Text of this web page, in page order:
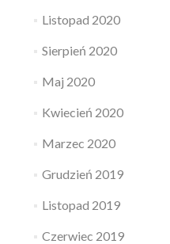
Listopad 2020
Sierpień 2020
Maj 2020
Kwiecień 2020
Marzec 2020
Grudzień 2019
Listopad 2019
Czerwiec 2019